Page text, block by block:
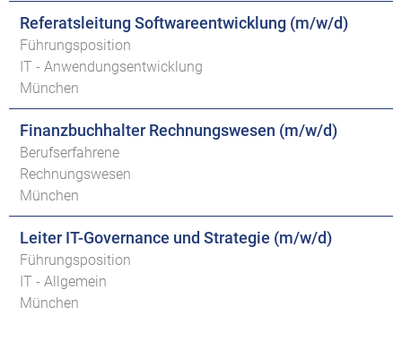
Referatsleitung Softwareentwicklung (m/w/d)
Führungsposition
IT - Anwendungsentwicklung
München
Finanzbuchhalter Rechnungswesen (m/w/d)
Berufserfahrene
Rechnungswesen
München
Leiter IT-Governance und Strategie (m/w/d)
Führungsposition
IT - Allgemein
München